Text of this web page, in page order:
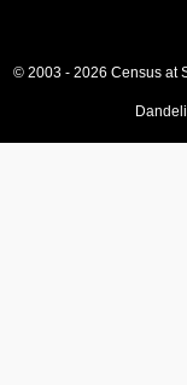
© 2003 - 2026 Census at